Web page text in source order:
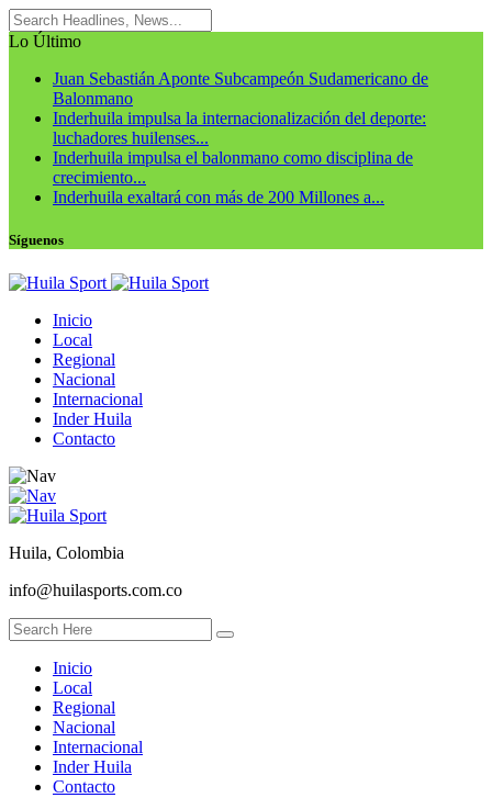
Lo Último
Juan Sebastián Aponte Subcampeón Sudamericano de
Balonmano
Inderhuila impulsa la internacionalización del deporte:
luchadores huilenses...
Inderhuila impulsa el balonmano como disciplina de
crecimiento...
Inderhuila exaltará con más de 200 Millones a...
Síguenos
Inicio
Local
Regional
Nacional
Internacional
Inder Huila
Contacto
Huila, Colombia
info@huilasports.com.co
Inicio
Local
Regional
Nacional
Internacional
Inder Huila
Contacto